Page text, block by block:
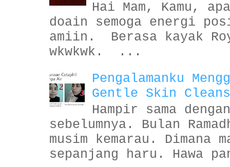
Hai Mam, Kamu,
doain semoga energi
amiin. Berasa kayak
wkwkwk. ...
Pengalamanku
Gentle Skin
Hampir sama
sebelumnya. Bulan
musim kemarau. Dimana
sepanjang haru. Hawa